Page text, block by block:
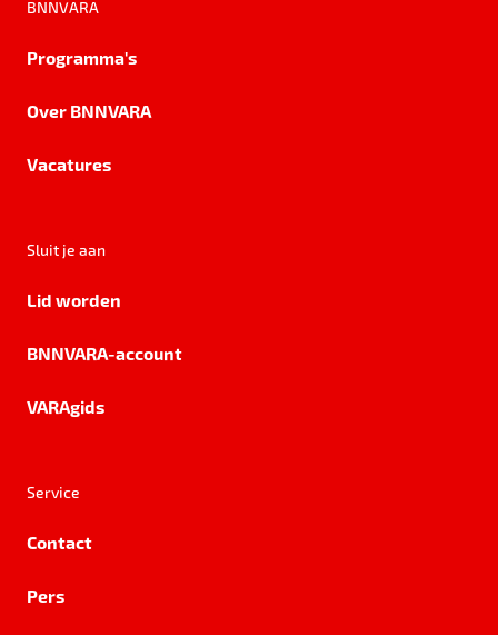
BNNVARA
Programma's
Over BNNVARA
Vacatures
Sluit je aan
Lid worden
BNNVARA-account
VARAgids
Service
Contact
Pers